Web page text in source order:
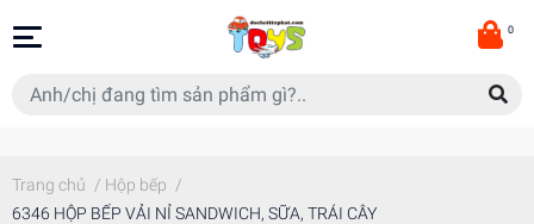
0
Trang chủ / Hộp bếp /
6346 HỘP BẾP VẢI NỈ SANDWICH, SỮA, TRÁI CÂY